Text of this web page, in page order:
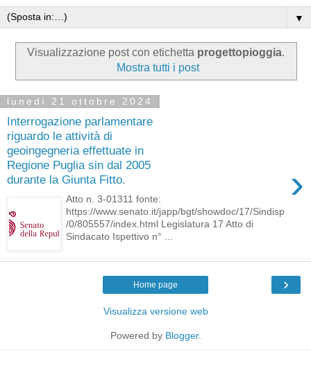
▼
Visualizzazione post con etichetta progettopioggia.
Mostra tutti i post
lunedì 21 ottobre 2024
Interrogazione parlamentare
riguardo le attività di
geoingegneria effettuate in
Regione Puglia sin dal 2005
durante la Giunta Fitto.
›
Atto n. 3-01311 fonte:
https://www.senato.it/japp/bgt/showdoc/17/Sindisp
/0/805557/index.html Legislatura 17 Atto di
Sindacato Ispettivo n° ...
›
Home page
Visualizza versione web
Powered by Blogger.